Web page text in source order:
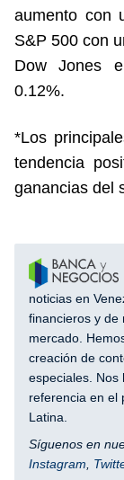
aumento con
S&P 500 con
Dow Jones
0.12%.
*Los
tendencia
ganancias del
noticias en
financieros y de
mercado.
creación de
especiales. Nos
referencia en el
Latina.
Síguenos en
Instagram